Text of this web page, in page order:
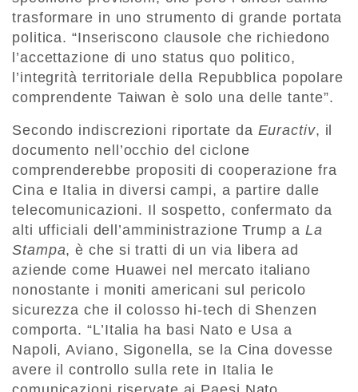
trasformare in uno strumento di grande portata
politica. “Inseriscono clausole che richiedono
l’accettazione di uno status quo politico,
l’integrità territoriale della Repubblica popolare
comprendente Taiwan è solo una delle tante”.
Secondo indiscrezioni riportate da Euractiv, il
documento nell’occhio del ciclone
comprenderebbe propositi di cooperazione fra
Cina e Italia in diversi campi, a partire dalle
telecomunicazioni. Il sospetto, confermato da
alti ufficiali dell’amministrazione Trump a La
Stampa, è che si tratti di un via libera ad
aziende come Huawei nel mercato italiano
nonostante i moniti americani sul pericolo
sicurezza che il colosso hi-tech di Shenzen
comporta. “L’Italia ha basi Nato e Usa a
Napoli, Aviano, Sigonella, se la Cina dovesse
avere il controllo sulla rete in Italia le